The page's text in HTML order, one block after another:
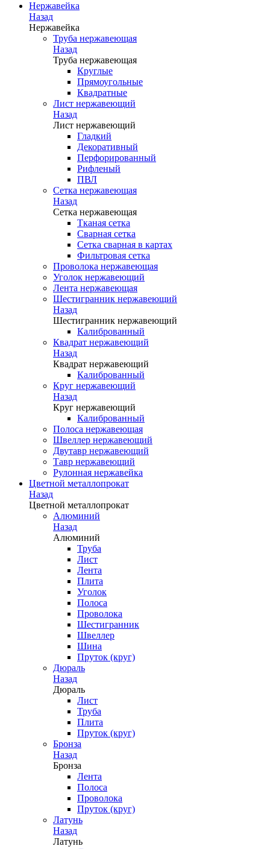
Нержавейка
Назад
Нержавейка
Труба нержавеющая
Назад
Труба нержавеющая
Круглые
Прямоугольные
Квадратные
Лист нержавеющий
Назад
Лист нержавеющий
Гладкий
Декоративный
Перфорированный
Рифленый
ПВЛ
Сетка нержавеющая
Назад
Сетка нержавеющая
Тканая сетка
Сварная сетка
Сетка сварная в картах
Фильтровая сетка
Проволока нержавеющая
Уголок нержавеющий
Лента нержавеющая
Шестигранник нержавеющий
Назад
Шестигранник нержавеющий
Калиброванный
Квадрат нержавеющий
Назад
Квадрат нержавеющий
Калиброванный
Круг нержавеющий
Назад
Круг нержавеющий
Калиброванный
Полоса нержавеющая
Швеллер нержавеющий
Двутавр нержавеющий
Тавр нержавеющий
Рулонная нержавейка
Цветной металлопрокат
Назад
Цветной металлопрокат
Алюминий
Назад
Алюминий
Труба
Лист
Лента
Плита
Уголок
Полоса
Проволока
Шестигранник
Швеллер
Шина
Пруток (круг)
Дюраль
Назад
Дюраль
Лист
Труба
Плита
Пруток (круг)
Бронза
Назад
Бронза
Лента
Полоса
Проволока
Пруток (круг)
Латунь
Назад
Латунь